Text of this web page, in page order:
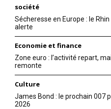
société
Sécheresse en Europe : le
alerte
Economie et finance
Zone euro : l’activité repart,
remonte
Culture
James Bond : le prochain 007
2026